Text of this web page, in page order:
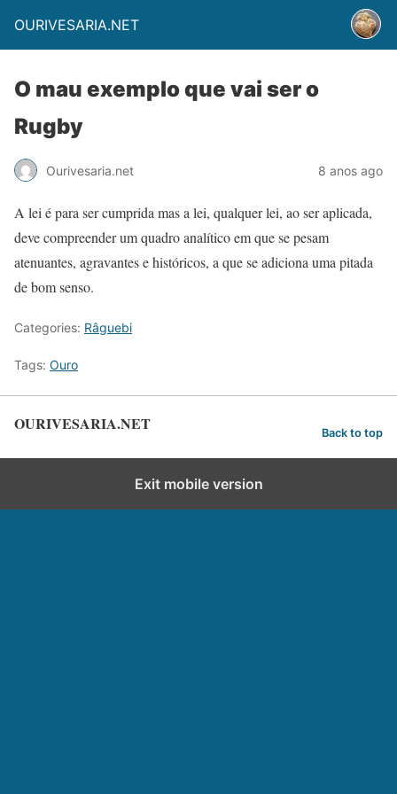
OURIVESARIA.NET
O mau exemplo que vai ser o
Rugby
Ourivesaria.net 8 anos ago
A lei é para ser cumprida mas a lei, qualquer lei, ao ser aplicada,
deve compreender um quadro analítico em que se pesam
atenuantes, agravantes e históricos, a que se adiciona uma pitada
de bom senso.
Categories: Râguebi
Tags: Ouro
OURIVESARIA.NET Back to top
Exit mobile version